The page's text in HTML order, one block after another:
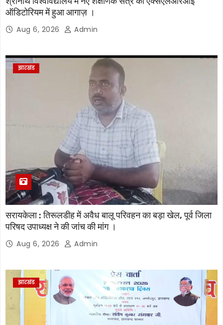
ऑडिटोरियम में हुआ आगाज़ ।
Aug 6, 2026 Admin
झारखंड
सरायकेला : तिरूलडीह में अवैध बालू परिवहन का बड़ा खेल, पूर्व जिला
परिषद उपाध्यक्ष ने की जांच की मांग ।
Aug 6, 2026 Admin
झारखंड